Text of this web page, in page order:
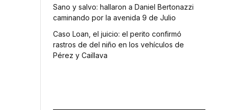
Sano y salvo: hallaron a Daniel Bertonazzi
caminando por la avenida 9 de Julio
Caso Loan, el juicio: el perito confirmó
rastros de del niño en los vehículos de
Pérez y Caillava